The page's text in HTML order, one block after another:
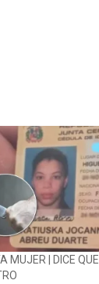
MUJER | DICE QUE